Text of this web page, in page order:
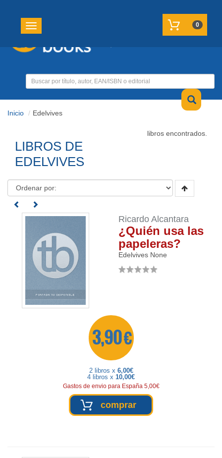
Toggle navigation 0
Inicio Edelvives
libros encontrados.
LIBROS DE
EDELVIVES
Ricardo Alcantara
¿Quién usa las
papeleras?
Edelvives None
3,90 €
2 libros x 6,00€
4 libros x 10,00€
Gastos de envio para España 5,00€
comprar